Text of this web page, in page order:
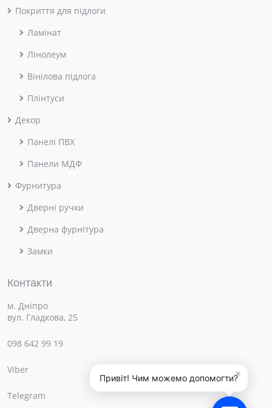
×
Привіт! Чим можемо допомогти?
Покриття для підлоги
Ламінат
Лінолеум
Вінілова підлога
Плінтуси
Декор
Панелі ПВХ
Панели МДФ
Фурнитура
Дверні ручки
Дверна фурнітура
Замки
Контакти
м. Дніпро
вул. Гладкова, 25
098 642 99 19
Viber
Telegram